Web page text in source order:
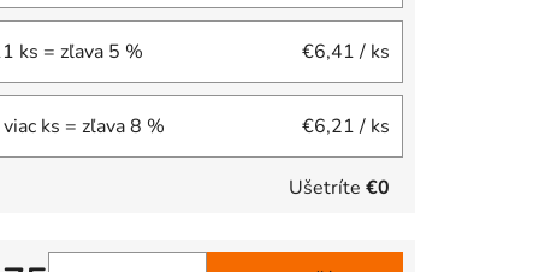
ks = zľava 5 % €6,41 / ks
ks = zľava 8 % €6,21 / ks
Ušetríte €0